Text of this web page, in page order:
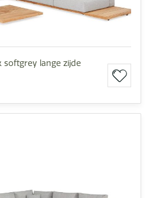
softgrey lange zijde